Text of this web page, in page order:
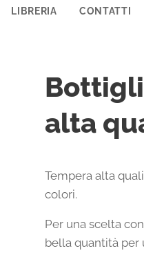
LIBRERIA CONTATTI
alta
Tempera alta
colori.
Per una scelta
bella quantità per